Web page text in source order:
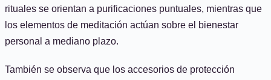
rituales se orientan a purificaciones puntuales, mientras que
los elementos de meditación actúan sobre el bienestar
personal a mediano plazo.
También se observa que los accesorios de protección